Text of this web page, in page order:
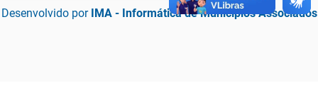
Desenvolvido por IMA - Informática de Municípios Associados